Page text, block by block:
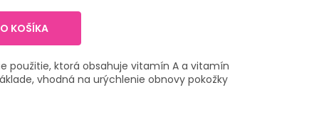
KOŠÍKA
použitie, ktorá obsahuje vitamín A a vitamín
vhodná na urýchlenie obnovy pokožky